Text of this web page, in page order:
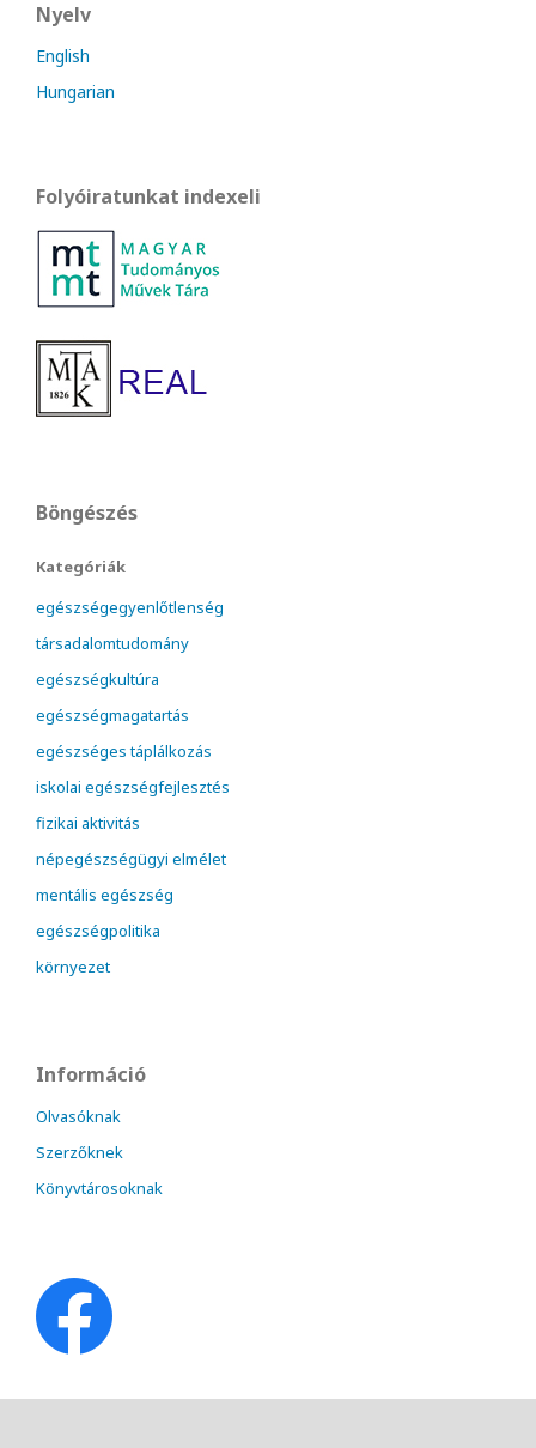
Nyelv
English
Hungarian
Folyóiratunkat indexeli
Böngészés
Kategóriák
egészségegyenlőtlenség
társadalomtudomány
egészségkultúra
egészségmagatartás
egészséges táplálkozás
iskolai egészségfejlesztés
fizikai aktivitás
népegészségügyi elmélet
mentális egészség
egészségpolitika
környezet
Információ
Olvasóknak
Szerzőknek
Könyvtárosoknak